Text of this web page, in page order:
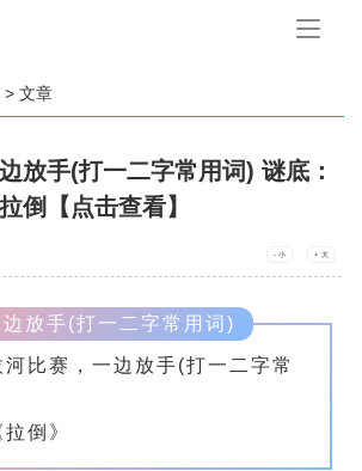
手
> 文章
放手(打一二字常用词) 谜底：
拉倒【点击查看】
- 小 + 大
放手(打一二字常用词)
比赛，一边放手(打一二字常
倒》